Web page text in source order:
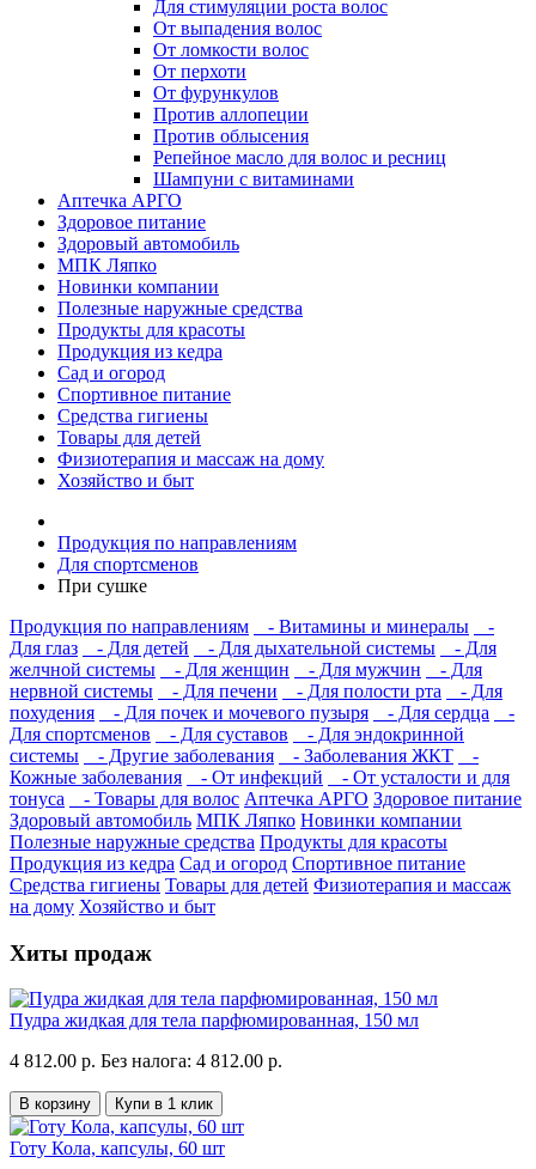
Для стимуляции роста волос
От выпадения волос
От ломкости волос
От перхоти
От фурункулов
Против аллопеции
Против облысения
Репейное масло для волос и ресниц
Шампуни с витаминами
Аптечка АРГО
Здоровое питание
Здоровый автомобиль
МПК Ляпко
Новинки компании
Полезные наружные средства
Продукты для красоты
Продукция из кедра
Сад и огород
Спортивное питание
Средства гигиены
Товары для детей
Физиотерапия и массаж на дому
Хозяйство и быт
Продукция по направлениям
Для спортсменов
При сушке
Продукция по направлениям
- Витамины и минералы
-
Для глаз
- Для детей - Для дыхательной системы
- Для
желчной системы
- Для женщин - Для мужчин
- Для
нервной системы
- Для печени - Для полости рта
- Для
похудения
- Для почек и мочевого пузыря - Для сердца
-
Для спортсменов
- Для суставов
- Для эндокринной
системы
- Другие заболевания - Заболевания ЖКТ
-
Кожные заболевания
- От инфекций
- От усталости и для
тонуса
- Товары для волос Аптечка АРГО Здоровое питание
Здоровый автомобиль МПК Ляпко Новинки компании
Полезные наружные средства Продукты для красоты
Продукция из кедра Сад и огород Спортивное питание
Средства гигиены Товары для детей Физиотерапия и массаж
на дому Хозяйство и быт
Хиты продаж
Пудра жидкая для тела парфюмированная, 150 мл
4 812.00 р. Без налога: 4 812.00 р.
В корзину Купи в 1 клик
Готу Кола, капсулы, 60 шт